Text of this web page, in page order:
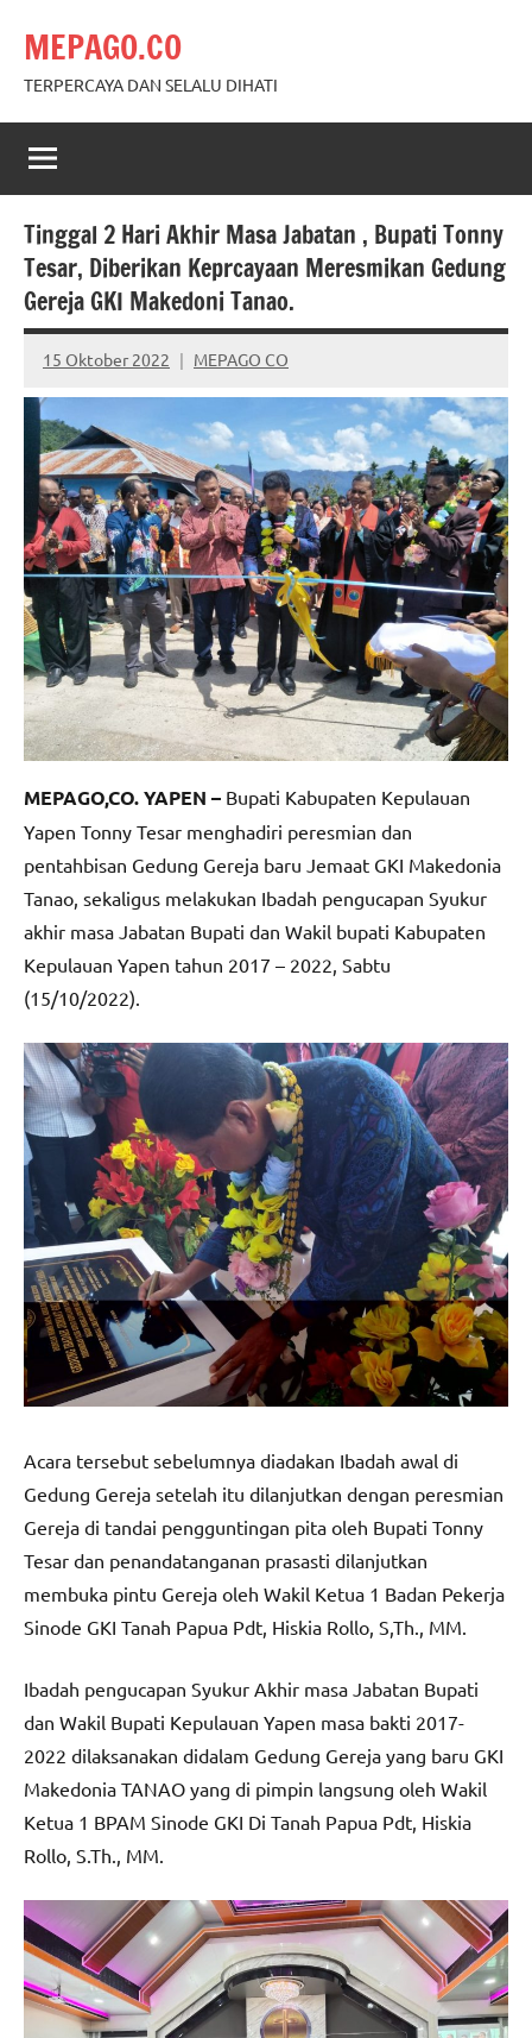
content
MEPAGO.CO
TERPERCAYA DAN SELALU DIHATI
Tinggal 2 Hari Akhir Masa Jabatan , Bupati Tonny
Tesar, Diberikan Keprcayaan Meresmikan Gedung
Gereja GKI Makedoni Tanao.
15 Oktober 2022 MEPAGO CO
No
comments
MEPAGO,CO. YAPEN – Bupati Kabupaten Kepulauan
Yapen Tonny Tesar menghadiri peresmian dan
pentahbisan Gedung Gereja baru Jemaat GKI Makedonia
Tanao, sekaligus melakukan Ibadah pengucapan Syukur
akhir masa Jabatan Bupati dan Wakil bupati Kabupaten
Kepulauan Yapen tahun 2017 – 2022, Sabtu
(15/10/2022).
Acara tersebut sebelumnya diadakan Ibadah awal di
Gedung Gereja setelah itu dilanjutkan dengan peresmian
Gereja di tandai pengguntingan pita oleh Bupati Tonny
Tesar dan penandatanganan prasasti dilanjutkan
membuka pintu Gereja oleh Wakil Ketua 1 Badan Pekerja
Sinode GKI Tanah Papua Pdt, Hiskia Rollo, S,Th., MM.
Ibadah pengucapan Syukur Akhir masa Jabatan Bupati
dan Wakil Bupati Kepulauan Yapen masa bakti 2017-
2022 dilaksanakan didalam Gedung Gereja yang baru GKI
Makedonia TANAO yang di pimpin langsung oleh Wakil
Ketua 1 BPAM Sinode GKI Di Tanah Papua Pdt, Hiskia
Rollo, S.Th., MM.